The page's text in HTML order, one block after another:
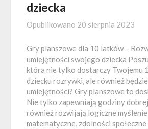
dziecka
Opublikowano 20 sierpnia 2023
Gry planszowe dla 10 latków –
umiejętności swojego dziecka
która nie tylko dostarczy Twojemu
dziecku rozrywki, ale również
umiejętności? Gry planszowe to
Nie tylko zapewniają godziny
również rozwijają logiczne
matematyczne, zdolności